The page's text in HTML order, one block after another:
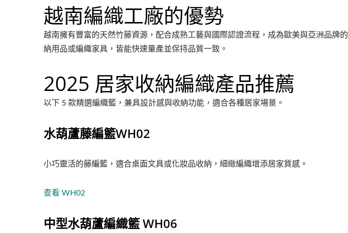
越南編織工廠的優勢
越南擁有豐富的天然竹藤資源，配合成熟工藝與國際認證流程，成為歐美與亞洲品牌的
納用品或編織家具，皆能快速量產並保持品質一致。
2025 居家收納編織產品推薦
以下 5 款精選編織籃，兼具設計感與收納功能，適合各種居家場景。
水葫蘆藤編籃WH02
小巧靈活的藤編籃，適合桌面文具或化妝品收納，細緻編織增添居家質感。
查看 WH02
中型水葫蘆編織籃 WH06